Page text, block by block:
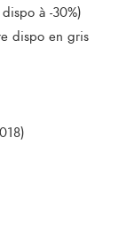
à -30%)
dispo en gris